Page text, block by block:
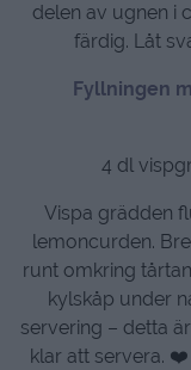
delen av ugnen i
färdig. Låt
Fyllningen
4 dl
Vispa grädden
lemoncurden.
runt omkring
kylskåp under
servering – detta
klar att